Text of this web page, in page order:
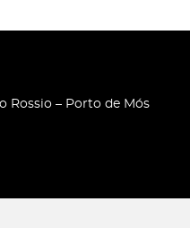
Rossio – Porto de Mós